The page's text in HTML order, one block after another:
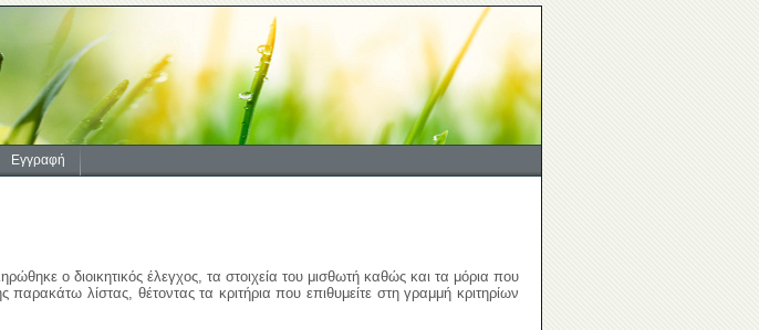
Εγγραφή
ο διοικητικός έλεγχος, τα στοιχεία του μισθωτή καθώς και τα μόρια που
λίστας, θέτοντας τα κριτήρια που επιθυμείτε στη γραμμή κριτηρίων